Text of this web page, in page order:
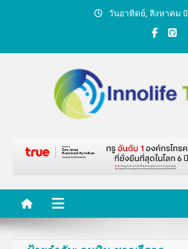
วันอาทิตย์, สิงหาคม
คนกับความ
นวัตก